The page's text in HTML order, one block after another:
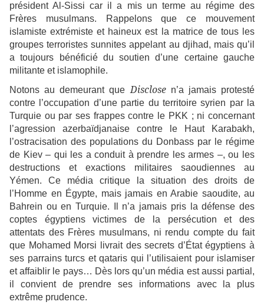
président Al-Sissi car il a mis un terme au régime des
Frères musulmans. Rappelons que ce mouvement
islamiste extrémiste et haineux est la matrice de tous les
groupes terroristes sunnites appelant au djihad, mais qu’il
a toujours bénéficié du soutien d’une certaine gauche
militante et islamophile.
Notons au demeurant que Disclose n’a jamais protesté
contre l’occupation d’une partie du territoire syrien par la
Turquie ou par ses frappes contre le PKK ; ni concernant
l’agression azerbaïdjanaise contre le Haut Karabakh,
l’ostracisation des populations du Donbass par le régime
de Kiev – qui les a conduit à prendre les armes –, ou les
destructions et exactions militaires saoudiennes au
Yémen. Ce média critique la situation des droits de
l’Homme en Égypte, mais jamais en Arabie saoudite, au
Bahrein ou en Turquie. Il n’a jamais pris la défense des
coptes égyptiens victimes de la persécution et des
attentats des Frères musulmans, ni rendu compte du fait
que Mohamed Morsi livrait des secrets d’État égyptiens à
ses parrains turcs et qataris qui l’utilisaient pour islamiser
et affaiblir le pays… Dès lors qu’un média est aussi partial,
il convient de prendre ses informations avec la plus
extrême prudence.